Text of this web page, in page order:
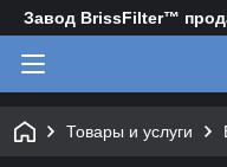
Завод BrissFilter™
Товары и услуги